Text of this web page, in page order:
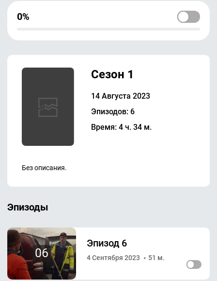
0%
Сезон 1
14 Августа 2023
Эпизодов: 6
Время: 4 ч. 34 м.
Без описания.
Эпизоды
06
Эпизод 6
4 Сентября 2023 51 м.